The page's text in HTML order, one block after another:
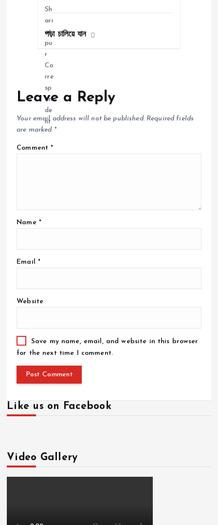
পড়া চালিয়ে যান
Leave a Reply
Your email address will not be published. Required fields
are marked *
Comment*
Name *
Email *
Website
Save my name, email, and website in this browser
for the next time I comment.
Like us on Facebook
Video Gallery